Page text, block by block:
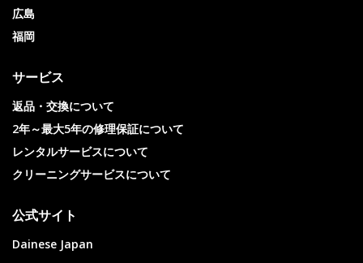
広島
福岡
サービス
返品・交換について
2年～最大5年の修理保証について
レンタルサービスについて
クリーニングサービスについて
公式サイト
Dainese Japan